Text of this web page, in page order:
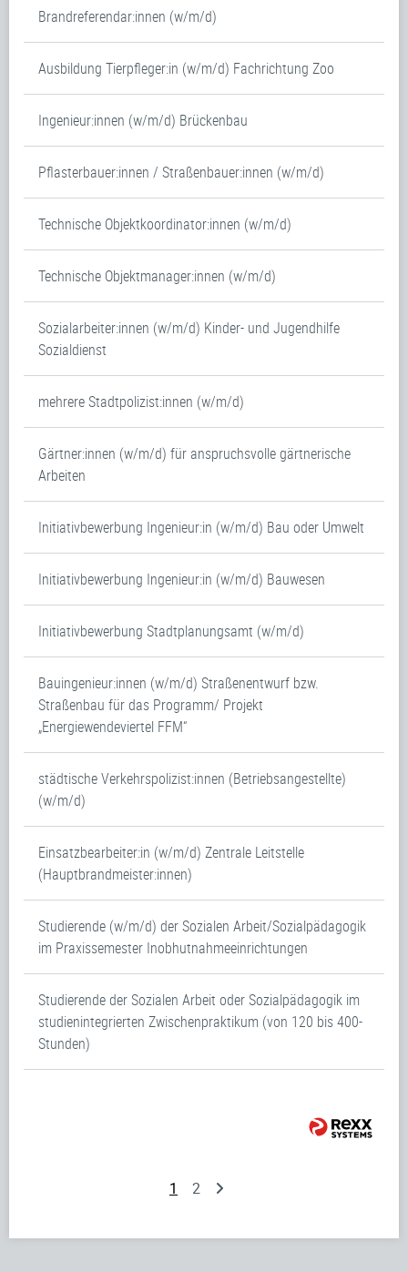
Brandreferendar:innen (w/m/d)
Ausbildung Tierpfleger:in (w/m/d) Fachrichtung Zoo
Ingenieur:innen (w/m/d) Brückenbau
Pflasterbauer:innen / Straßenbauer:innen (w/m/d)
Technische Objektkoordinator:innen (w/m/d)
Technische Objektmanager:innen (w/m/d)
Sozialarbeiter:innen (w/m/d) Kinder- und Jugendhilfe
Sozialdienst
mehrere Stadtpolizist:innen (w/m/d)
Gärtner:innen (w/m/d) für anspruchsvolle gärtnerische
Arbeiten
Initiativbewerbung Ingenieur:in (w/m/d) Bau oder Umwelt
Initiativbewerbung Ingenieur:in (w/m/d) Bauwesen
Initiativbewerbung Stadtplanungsamt (w/m/d)
Bauingenieur:innen (w/m/d) Straßenentwurf bzw.
Straßenbau für das Programm/ Projekt
„Energiewendeviertel FFM“
städtische Verkehrspolizist:innen (Betriebsangestellte)
(w/m/d)
Einsatzbearbeiter:in (w/m/d) Zentrale Leitstelle
(Hauptbrandmeister:innen)
Studierende (w/m/d) der Sozialen Arbeit/Sozialpädagogik
im Praxissemester Inobhutnahmeeinrichtungen
Studierende der Sozialen Arbeit oder Sozialpädagogik im
studienintegrierten Zwischenpraktikum (von 120 bis 400-
Stunden)
1 2